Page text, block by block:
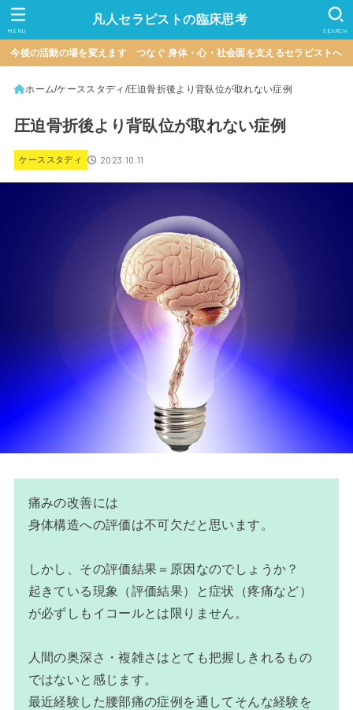
凡人セラピストの臨床思考
SEARCH
MENU
今後の活動の場を変えます つなぐ 身体・心・社会面を支えるセラピストへ
ホーム ケーススタディ 圧迫骨折後より背臥位が取れない症例
圧迫骨折後より背臥位が取れない症例
ケーススタディ 2023.10.11
痛みの改善には
身体構造への評価は不可欠だと思います。
しかし、その評価結果＝原因なのでしょうか？
起きている現象（評価結果）と症状（疼痛など）
が必ずしもイコールとは限りません。
人間の奥深さ・複雑さはとても把握しきれるもの
ではないと感じます。
最近経験した腰部痛の症例を通してそんな経験を